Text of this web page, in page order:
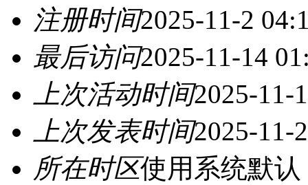
注册时间2025-11-2
最后访问2025-11-14
上次活动时间2025-11-
上次发表时间2025-11-
所在时区使用系统默认